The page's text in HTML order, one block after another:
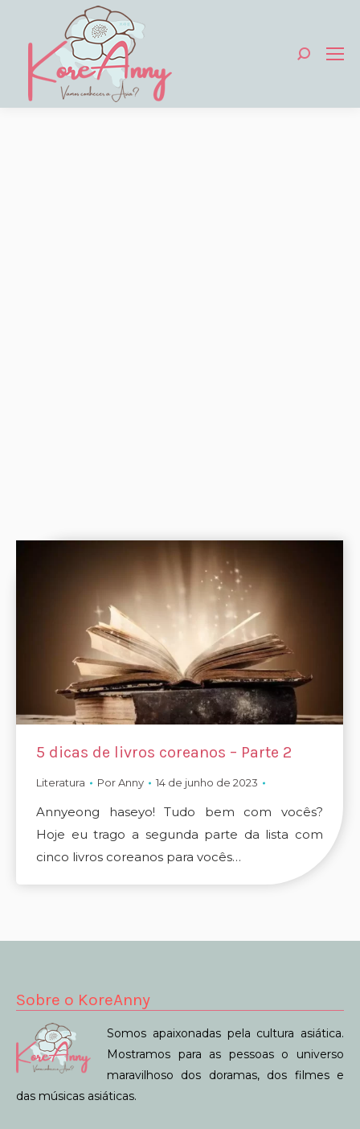
Search:
5 dicas de livros coreanos – Parte 2
Literatura PorAnny 14 de junho de 2023
Annyeong haseyo! Tudo bem com vocês?
Hoje eu trago a segunda parte da lista com
cinco livros coreanos para vocês…
Sobre o KoreAnny
Somos apaixonadas pela cultura asiática.
Mostramos para as pessoas o universo
maravilhoso dos doramas, dos filmes e
das músicas asiáticas.